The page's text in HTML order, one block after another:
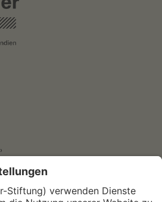
und Sozialwissenschaftliches Institut